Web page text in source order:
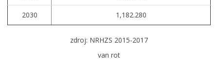
2030 1,182.280
zdroj: NRHZS 2015-2017
van rot